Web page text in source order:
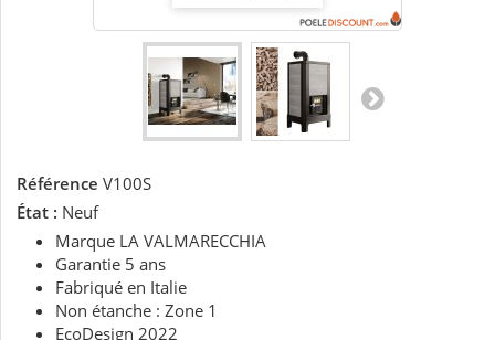
Référence V100S
État : Neuf
Marque LA VALMARECCHIA
Garantie 5 ans
Fabriqué en Italie
Non étanche : Zone 1
EcoDesign 2022